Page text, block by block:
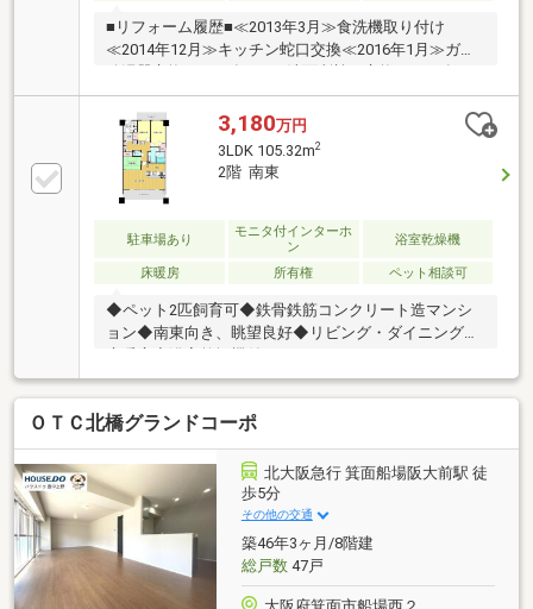
■リフォーム履歴■≪2013年3月≫食洗機取り付け
≪2014年12月≫キッチン蛇口交換≪2016年1月≫ガス
≫ビルトインコンロ交換≪2024年12月≫ディスポーザ
ー交換☆大切なペットと暮らせるマンションです☆約
6帖の洋室（東側）は防音室となっております☆LDKは
約20.5帖。ダイニングテーブルやソファを置いても充
分な広さがございます☆リビングには床暖房が2面ご
ざいますので、小さなお子様やペットのいるご家庭も
◎☆WIC、納戸がそれぞれ2か所ある為、収納スペース
も安心です☆南東、北西の2面バルコニーです
3,180万円
3LDK 105.32m2
2階 南東
駐車場あり
モニタ付インターホ
ン
浴室乾燥機
床暖房 所有権 ペット相談可
◆ペット2匹飼育可◆鉄骨鉄筋コンクリート造マンシ
ョン◆南東向き、眺望良好◆リビング・ダイニングに
ＯＴＣ北橋グランドコーポ
北大阪急行 箕面船場阪大前駅 徒
歩5分
その他の交通
築46年3ヶ月/8階建
総戸数47戸